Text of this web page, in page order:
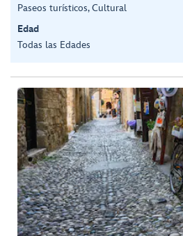
Paseos turísticos, Cultural
Edad
Todas las Edades